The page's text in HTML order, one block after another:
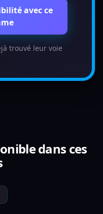
avec ce
trouvé leur voie
dans ces